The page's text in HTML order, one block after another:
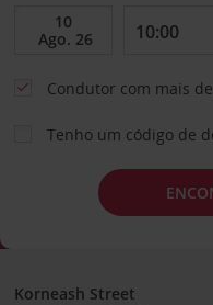
Condutor com mais
Tenho um código de
Korneash Street